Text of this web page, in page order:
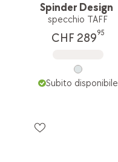
Spinder Design
specchio TAFF
CHF 28995
Subito disponibile